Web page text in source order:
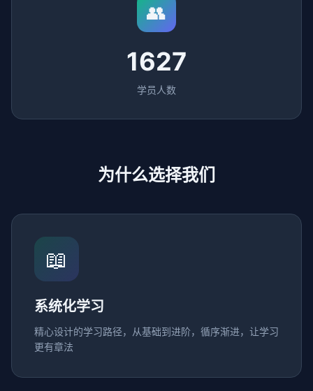
👥
1627
学员人数
为什么选择我们
📖
系统化学习
精心设计的学习路径，从基础到进阶，循序渐进，让学习
更有章法